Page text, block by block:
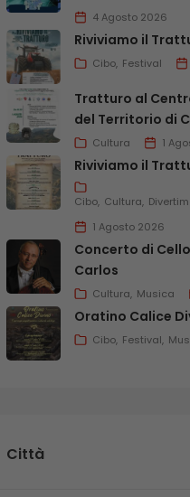
4 Agosto 2026
Riviviamo il
Cibo Festival
Tratturo al
del Territorio di
Cultura 1
Riviviamo il
Cibo Cultura
1 Agosto 2026
Concerto di
Carlos
Cultura Musica
Oratino Calice
Cibo Festival
Città